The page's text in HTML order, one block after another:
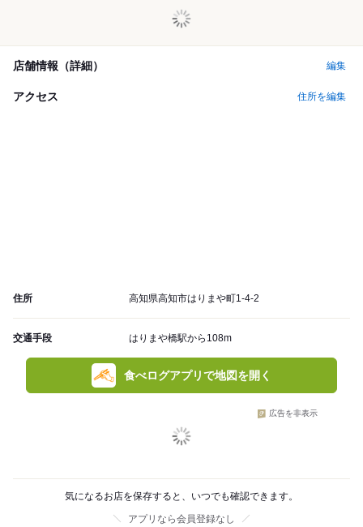
店舗情報（詳細） 編集
アクセス 住所を編集
住所 高知県高知市はりまや町1-4-2
交通手段 はりまや橋駅から108m
食べログアプリで地図を開く
広告を非表示
気になるお店を保存すると、いつでも確認できます。
アプリなら会員登録なし